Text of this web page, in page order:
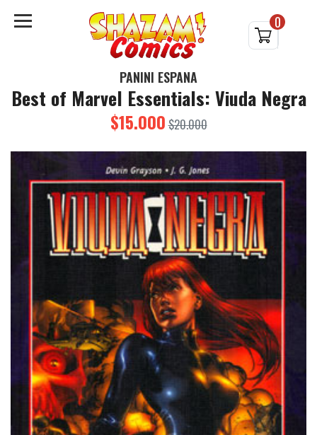
0
PANINI ESPAÑA
Best of Marvel Essentials: Viuda Negra
$15.000$20.000